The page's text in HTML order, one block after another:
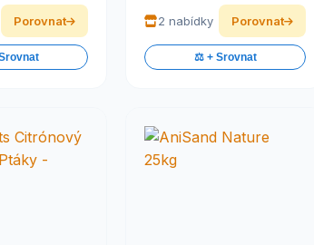
Porovnat 2 nabídky Porovnat
⚖️ + Srovnat